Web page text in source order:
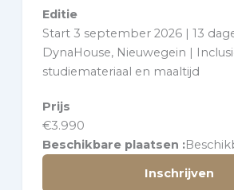
Editie
Start 3 september 2026 | 13
DynaHouse, Nieuwegein |
studiemateriaal en maaltijd
Prijs
€3.990
Beschikbare plaatsen
Inschrijven